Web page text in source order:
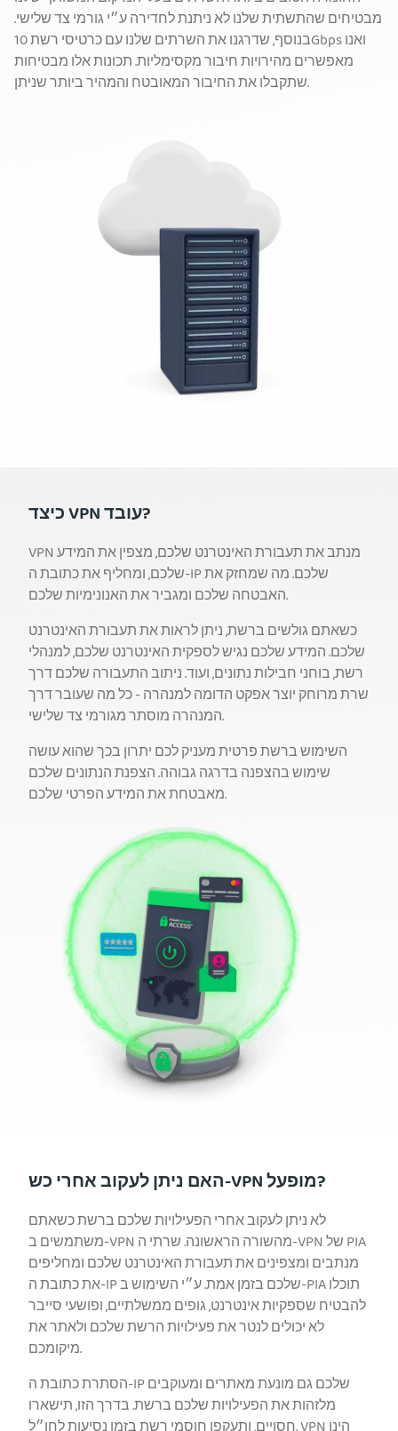
מבטיחים שהתשתית שלנו לא ניתנת לחדירה ע״י גורמי צד שלישי.
בנוסף, שדרגנו את השרתים שלנו עם כרטיסי רשת 10Gbps ואנו
מאפשרים מהירויות חיבור מקסימליות. תכונות אלו מבטיחות
שתקבלו את החיבור המאובטח והמהיר ביותר שניתן.
כיצד VPN עובד?
VPN מנתב את תעבורת האינטרנט שלכם, מצפין את המידע
שלכם, ומחליף את כתובת ה-IP שלכם. מה שמחזק את
האבטחה שלכם ומגביר את האנונימיות שלכם.
כשאתם גולשים ברשת, ניתן לראות את תעבורת האינטרנט
שלכם. המידע שלכם נגיש לספקית האינטרנט שלכם, למנהלי
רשת, בוחני חבילות נתונים, ועוד. ניתוב התעבורה שלכם דרך
שרת מרוחק יוצר אפקט הדומה למנהרה - כל מה שעובר דרך
המנהרה מוסתר מגורמי צד שלישי.
השימוש ברשת פרטית מעניק לכם יתרון בכך שהוא עושה
שימוש בהצפנה בדרגה גבוהה. הצפנת הנתונים שלכם
מאבטחת את המידע הפרטי שלכם.
האם ניתן לעקוב אחרי כש-VPN מופעל?
לא ניתן לעקוב אחרי הפעילויות שלכם ברשת כשאתם
משתמשים ב-VPN מהשורה הראשונה. שרתי ה-VPN של PIA
מנתבים ומצפינים את תעבורת האינטרנט שלכם ומחליפים
את כתובת ה-IP שלכם בזמן אמת. ע״י השימוש ב-PIA תוכלו
להבטיח שספקיות אינטרנט, גופים ממשלתיים, ופושעי סייבר
לא יכולים לנטר את פעילויות הרשת שלכם ולאתר את
מיקומכם.
הסתרת כתובת ה-IP שלכם גם מונעת מאתרים ומעוקבים
מלזהות את הפעילויות שלכם ברשת. בדרך הזו, תישארו